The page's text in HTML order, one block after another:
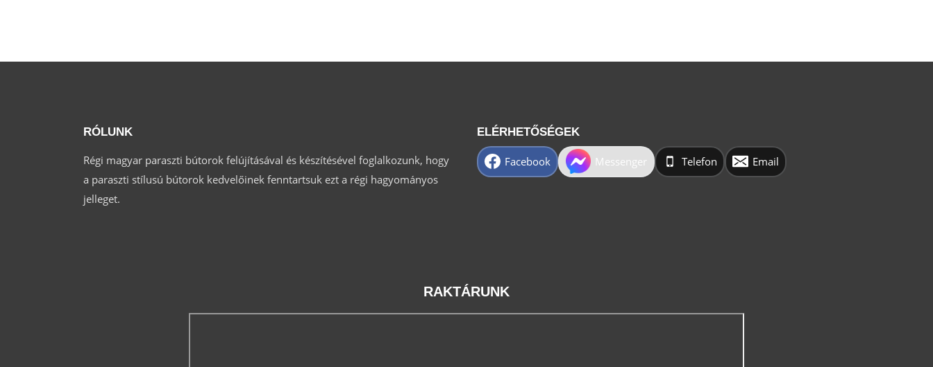
RÓLUNK
Régi magyar paraszti bútorok felújításával és készítésével foglalkozunk, hogy
a paraszti stílusú bútorok kedvelőinek fenntartsuk ezt a régi hagyományos
jelleget.
ELÉRHETŐSÉGEK
Facebook Messenger Telefon Email
RAKTÁRUNK